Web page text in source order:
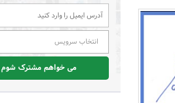
انتخاب سرویس
می خواهم مشترک شوم